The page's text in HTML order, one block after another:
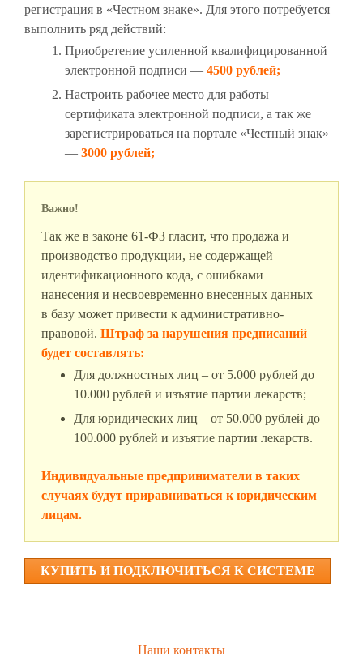
регистрация в «Честном знаке». Для этого потребуется
выполнить ряд действий:
Приобретение усиленной квалифицированной
электронной подписи — 4500 рублей;
Настроить рабочее место для работы
сертификата электронной подписи, а так же
зарегистрироваться на портале «Честный знак»
— 3000 рублей;
Важно!
Так же в законе 61-ФЗ гласит, что продажа и
производство продукции, не содержащей
идентификационного кода, с ошибками
нанесения и несвоевременно внесенных данных
в базу может привести к административно-
правовой. Штраф за нарушения предписаний
будет составлять:
Для должностных лиц – от 5.000 рублей до
10.000 рублей и изъятие партии лекарств;
Для юридических лиц – от 50.000 рублей до
100.000 рублей и изъятие партии лекарств.
Индивидуальные предприниматели в таких
случаях будут приравниваться к юридическим
лицам.
КУПИТЬ И ПОДКЛЮЧИТЬСЯ К СИСТЕМЕ
Наши контакты